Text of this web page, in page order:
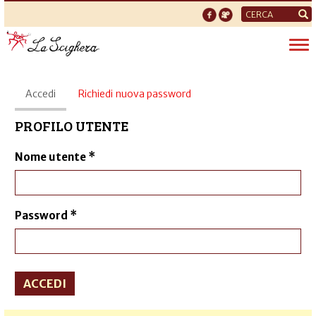
Form
di
ricerca
Schede
primarie
Accedi (scheda
attiva)
Richiedi nuova password
PROFILO UTENTE
Nome utente *
Password *
ACCEDI